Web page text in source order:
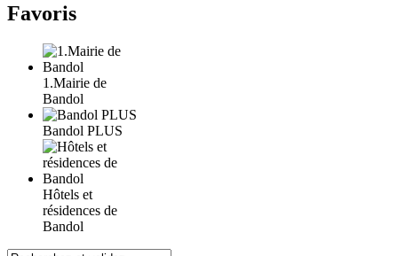
Favoris
1.Mairie de
Bandol
Bandol PLUS
Hôtels et
résidences de
Bandol